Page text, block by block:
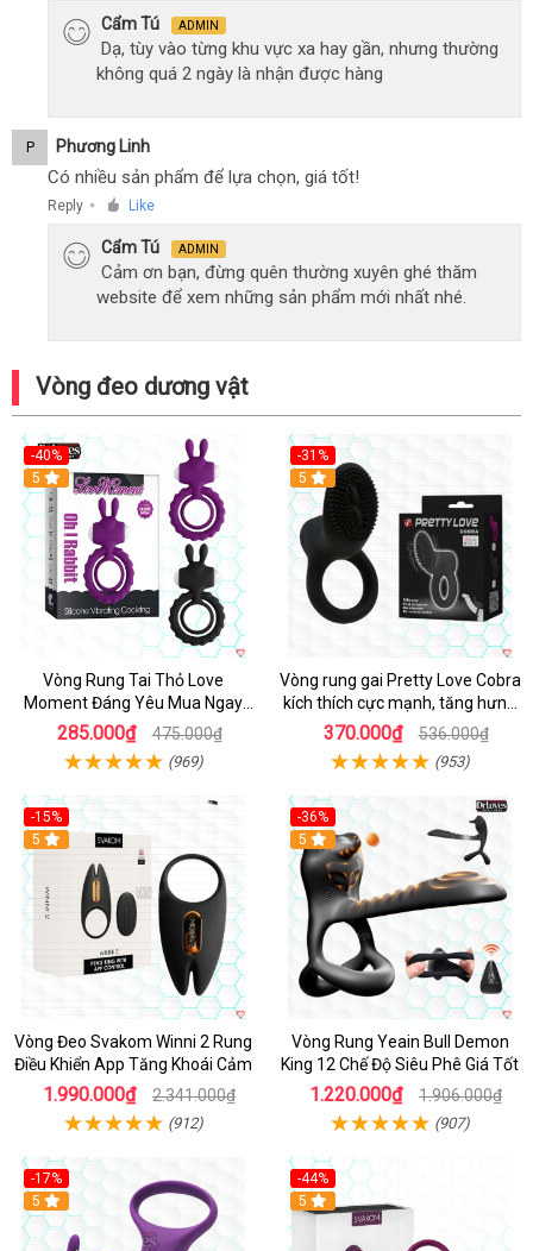
Cẩm Tú ADMIN
Dạ, tùy vào từng khu vực xa hay gần, nhưng thường
không quá 2 ngày là nhận được hàng
P Phương Linh
Có nhiều sản phẩm để lựa chọn, giá tốt!
Reply ● Like
Cẩm Tú ADMIN
Cảm ơn bạn, đừng quên thường xuyên ghé thăm
website để xem những sản phẩm mới nhất nhé.
Vòng đeo dương vật
-40%
5
Vòng Rung Tai Thỏ Love
Moment Đáng Yêu Mua Ngay
Giá Tốt
285.000₫ 475.000₫
(969)
-31%
5
Vòng rung gai Pretty Love Cobra
kích thích cực mạnh, tăng hưng
phấn
370.000₫ 536.000₫
(953)
-15%
Hot
5
Vòng Đeo Svakom Winni 2 Rung
Điều Khiển App Tăng Khoái Cảm
1.990.000₫ 2.341.000₫
(912)
-36%
Hot
5
Vòng Rung Yeain Bull Demon
King 12 Chế Độ Siêu Phê Giá Tốt
1.220.000₫ 1.906.000₫
(907)
-17%
Hot
5
-44%
5